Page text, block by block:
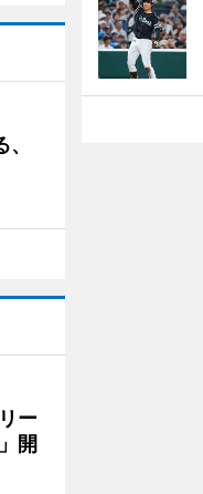
ー
開